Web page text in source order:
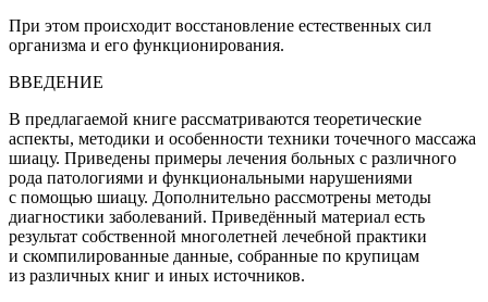
При этом происходит восстановление естественных сил
организма и его функционирования.
ВВЕДЕНИЕ
В предлагаемой книге рассматриваются теоретические
аспекты, методики и особенности техники точечного массажа
шиацу. Приведены примеры лечения больных с различного
рода патологиями и функциональными нарушениями
с помощью шиацу. Дополнительно рассмотрены методы
диагностики заболеваний. Приведённый материал есть
результат собственной многолетней лечебной практики
и скомпилированные данные, собранные по крупицам
из различных книг и иных источников.